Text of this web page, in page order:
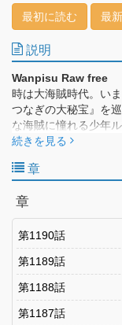
最初に読む 最
説明
Wanpisu Raw free
時は大海賊時代。い
つなぎの大秘宝』を
な海賊に憧れる少年
続きを見る
章
章
第1190話
第1189話
第1188話
第1187話